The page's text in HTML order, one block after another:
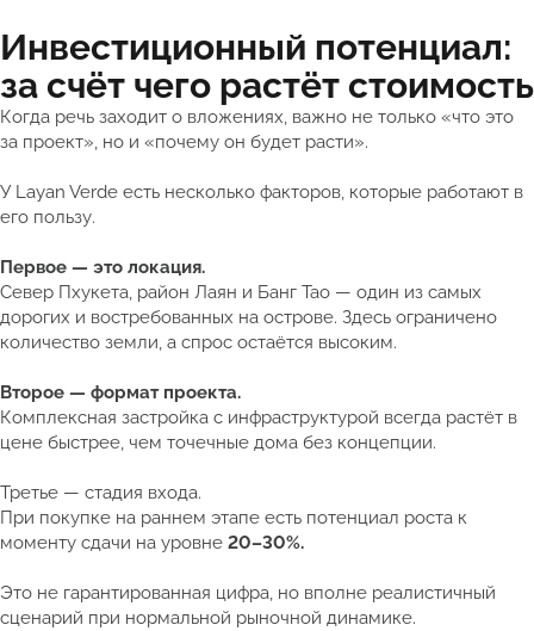
Инвестиционный потенциал:
за счёт чего растёт стоимость
Когда речь заходит о вложениях, важно не только «что это
за проект», но и «почему он будет расти».
У Layan Verde есть несколько факторов, которые работают в
его пользу.
Первое — это локация.
Север Пхукета, район Лаян и Банг Тао — один из самых
дорогих и востребованных на острове. Здесь ограничено
количество земли, а спрос остаётся высоким.
Второе — формат проекта.
Комплексная застройка с инфраструктурой всегда растёт в
цене быстрее, чем точечные дома без концепции.
Третье — стадия входа.
При покупке на раннем этапе есть потенциал роста к
моменту сдачи на уровне 20–30%.
Это не гарантированная цифра, но вполне реалистичный
сценарий при нормальной рыночной динамике.